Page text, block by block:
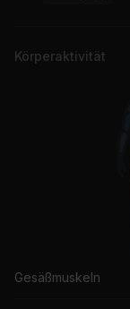
Körperaktivität
Gesäßmuskeln